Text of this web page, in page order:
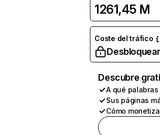
1261,45 M
Coste del tráfico
Desbloquear
Descubre
A qué
Sus páginas
Cómo